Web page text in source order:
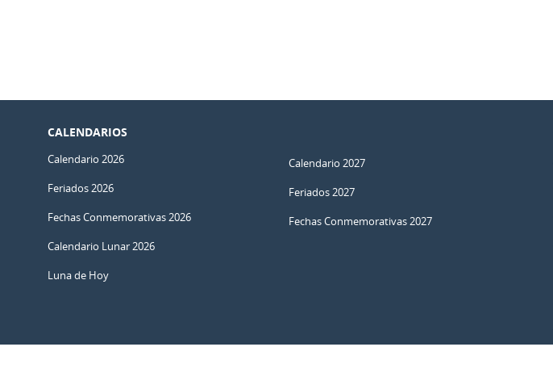
CALENDARIOS
Calendario 2026
Feriados 2026
Fechas Conmemorativas 2026
Calendario Lunar 2026
Luna de Hoy
Calendario 2027
Feriados 2027
Fechas Conmemorativas 2027